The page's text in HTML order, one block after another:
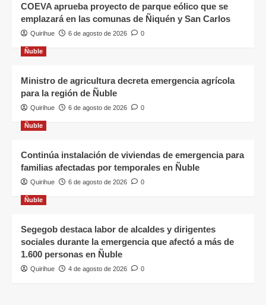
COEVA aprueba proyecto de parque eólico que se
emplazará en las comunas de Ñiquén y San Carlos
Quirihue 6 de agosto de 2026 0
Ñuble
Ministro de agricultura decreta emergencia agrícola
para la región de Ñuble
Quirihue 6 de agosto de 2026 0
Ñuble
Continúa instalación de viviendas de emergencia para
familias afectadas por temporales en Ñuble
Quirihue 6 de agosto de 2026 0
Ñuble
Segegob destaca labor de alcaldes y dirigentes
sociales durante la emergencia que afectó a más de
1.600 personas en Ñuble
Quirihue 4 de agosto de 2026 0